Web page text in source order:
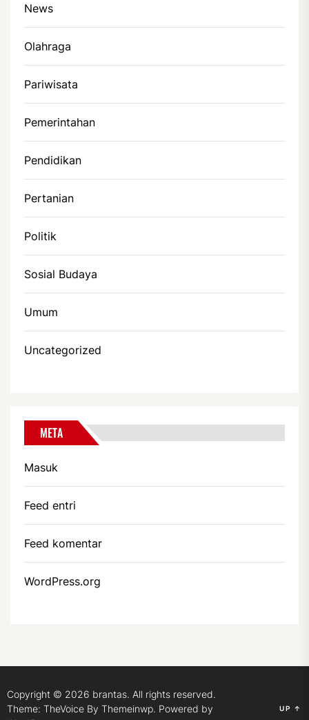
News
Olahraga
Pariwisata
Pemerintahan
Pendidikan
Pertanian
Politik
Sosial Budaya
Umum
Uncategorized
META
Masuk
Feed entri
Feed komentar
WordPress.org
Copyright © 2026 brantas. All rights reserved.
Theme: TheVoice By Themeinwp. Powered by
UP ↑